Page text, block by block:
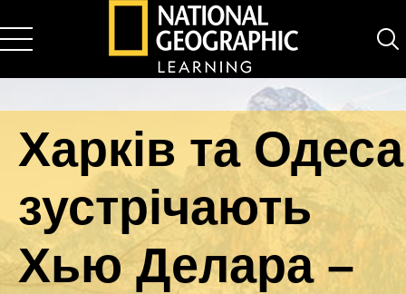
National Geographic Learning
Харків та Одеса
зустрічають
Хью Делара –